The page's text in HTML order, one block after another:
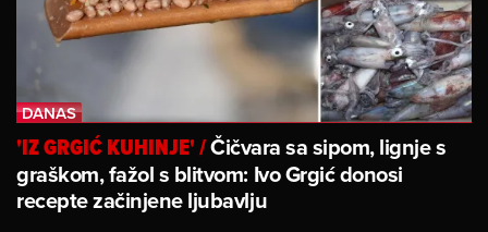
'IZ GRGIĆ KUHINJE'/Čičvara sa sipom, lignje s
graškom, fažol s blitvom: Ivo Grgić donosi
recepte začinjene ljubavlju